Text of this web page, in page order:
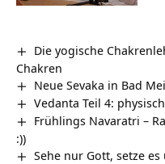
Die yogische
Chakren
Neue Sevaka in Bad
Vedanta Teil 4:
Frühlings Navaratri –
:))
Sehe nur Gott, setze es